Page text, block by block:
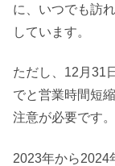
に、いつでも訪
しています。
ただし、12月31
でと営業時間短
注意が必要です。
2023年から2024